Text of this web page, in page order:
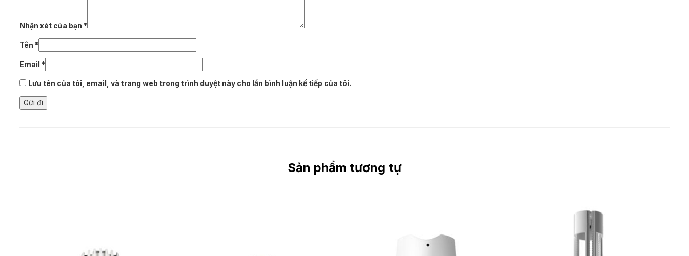
Nhận xét của bạn *
Tên *
Email *
Lưu tên của tôi, email, và trang web trong trình duyệt này cho lần bình luận kế tiếp của tôi.
Sản phẩm tương tự